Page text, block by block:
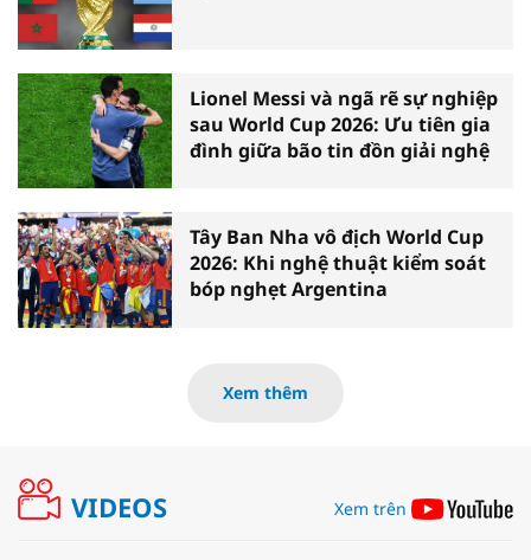
Lionel Messi và ngã rẽ sự nghiệp
sau World Cup 2026: Ưu tiên gia
đình giữa bão tin đồn giải nghệ
Tây Ban Nha vô địch World Cup
2026: Khi nghệ thuật kiểm soát
bóp nghẹt Argentina
Xem thêm
VIDEOS Xem trên